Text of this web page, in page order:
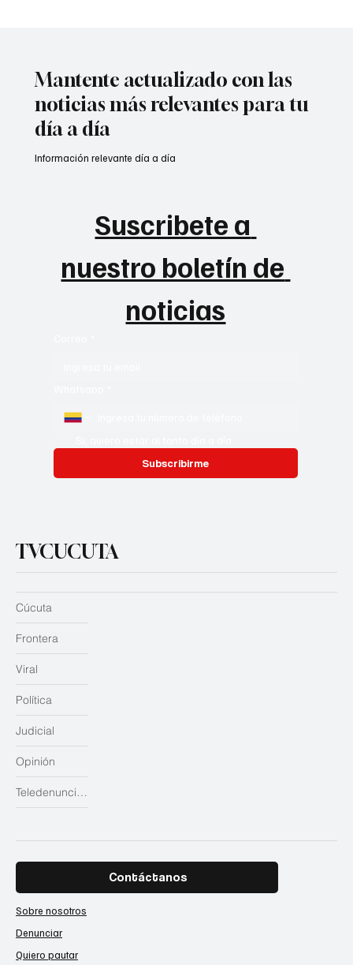
Mantente actualizado con las
noticias más relevantes para tu
día a día
Suscribete a
nuestro boletín de
noticias
Subscribirme
Información relevante día a día
TVCUCUTA
Judicial
Opinión
Teledenuncias
Cúcuta
Frontera
Viral
Política
Contáctanos
Sobre nosotros
Denunciar
Quiero pautar